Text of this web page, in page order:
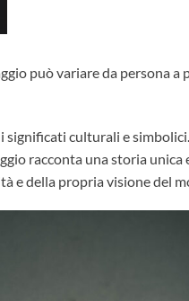
può variare da persona a
significati culturali e
racconta una storia unica
e della propria visione del